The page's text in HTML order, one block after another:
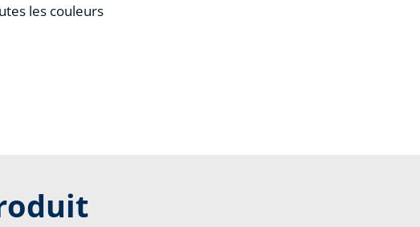
les couleurs